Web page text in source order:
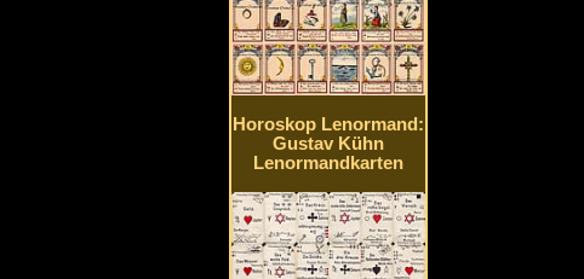
Horoskop Lenormand:
Gustav Kühn
Lenormandkarten